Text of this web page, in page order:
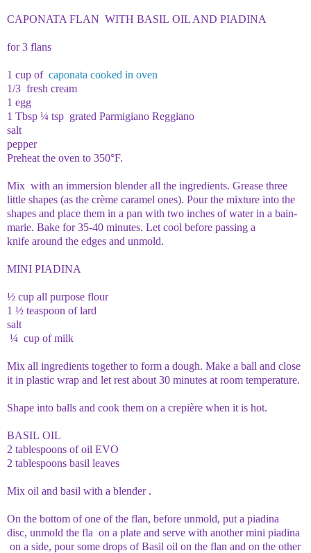
CAPONATA FLAN WITH BASIL OIL AND PIADINA
for 3 flans
1 cup of caponata cooked in oven
1/3 fresh cream
1 egg
1 Tbsp ¼ tsp grated Parmigiano Reggiano
salt
pepper
Preheat the oven to 350°F.
Mix with an immersion blender all the ingredients. Grease three
little shapes (as the crème caramel ones). Pour the mixture into the
shapes and place them in a pan with two inches of water in a bain-
marie. Bake for 35-40 minutes. Let cool before passing a
knife around the edges and unmold.
MINI PIADINA
½ cup all purpose flour
1 ½ teaspoon of lard
salt
¼ cup of milk
Mix all ingredients together to form a dough. Make a ball and close
it in plastic wrap and let rest about 30 minutes at room temperature.
Shape into balls and cook them on a crepière when it is hot.
BASIL OIL
2 tablespoons of oil EVO
2 tablespoons basil leaves
Mix oil and basil with a blender .
On the bottom of one of the flan, before unmold, put a piadina
disc, unmold the fla on a plate and serve with another mini piadina
on a side, pour some drops of Basil oil on the flan and on the other